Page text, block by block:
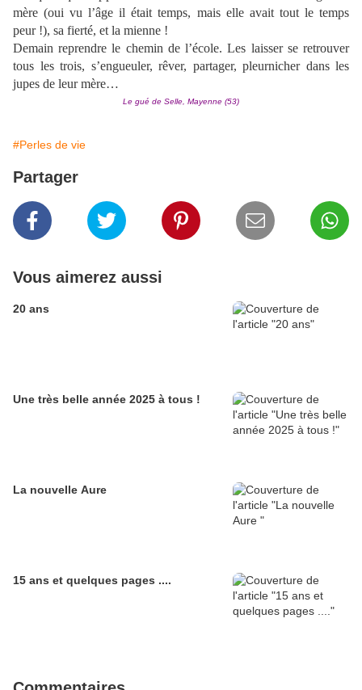
mère (oui vu l’âge il était temps, mais elle avait tout le temps
peur !), sa fierté, et la mienne !
Demain reprendre le chemin de l’école. Les laisser se retrouver
tous les trois, s’engueuler, rêver, partager, pleurnicher dans les
jupes de leur mère…
Le gué de Selle, Mayenne (53)
#Perles de vie
Partager
Vous aimerez aussi
20 ans
Une très belle année 2025 à tous !
La nouvelle Aure
15 ans et quelques pages ....